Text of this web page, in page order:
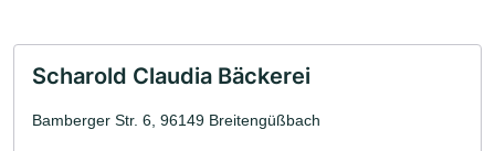
Scharold Claudia Bäckerei
Bamberger Str. 6, 96149 Breitengüßbach